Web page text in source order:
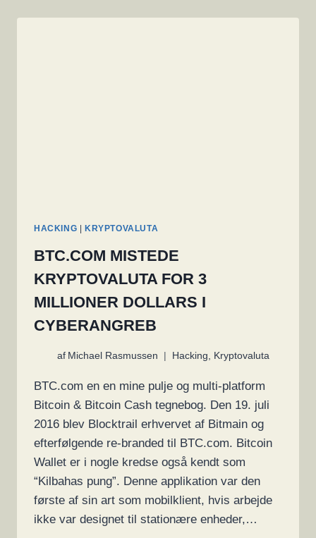
HACKING KRYPTOVALUTA
BTC.COM MISTEDE
KRYPTOVALUTA FOR 3
MILLIONER DOLLARS I
CYBERANGREB
af Michael Rasmussen Hacking Kryptovaluta
BTC.com en en mine pulje og multi-platform
Bitcoin & Bitcoin Cash tegnebog. Den 19. juli
2016 blev Blocktrail erhvervet af Bitmain og
efterfølgende re-branded til BTC.com. Bitcoin
Wallet er i nogle kredse også kendt som
“Kilbahas pung”. Denne applikation var den
første af sin art som mobilklient, hvis arbejde
ikke var designet til stationære enheder,…